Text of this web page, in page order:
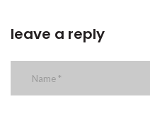
leave a reply